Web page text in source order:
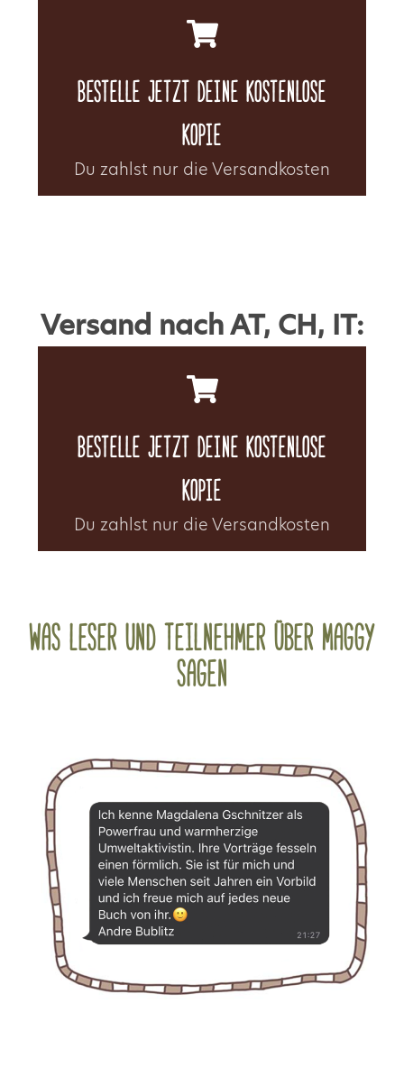
Bestelle jetzt Deine kostenlose
Kopie
Du zahlst nur die Versandkosten
Versand nach AT, CH, IT:
Bestelle jetzt Deine kostenlose
Kopie
Du zahlst nur die Versandkosten
Was Leser und Teilnehmer über Maggy
Sagen